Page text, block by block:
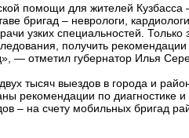
помощи для жителей Кузбасса
бригад – неврологи,
узких специальностей.
получить
— отметил губернатор Илья
тысяч выездов в города и
рекомендации по диагностике и
– на счету мобильных бригад